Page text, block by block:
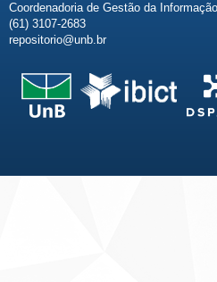
Coordenadoria de Gestão da
(61) 3107-2683
repositorio@unb.br